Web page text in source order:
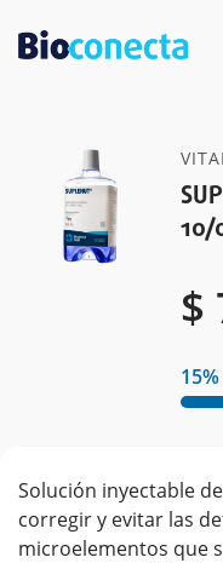
content
10/
Solución inyectable
corregir y evitar las
microelementos que
$